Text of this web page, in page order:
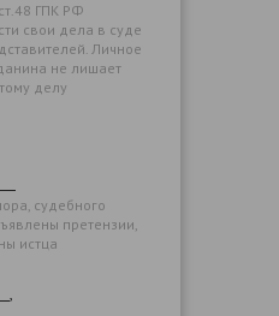
ГПК РФ
свои дела в суде
Личное
не лишает
делу
судебного
претензии,
истца
,